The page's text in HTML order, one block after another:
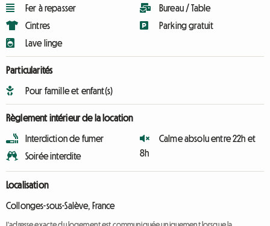
Fer à repasser
Cintres
Lave linge
Bureau / Table
Parking gratuit
Particularités
Pour famille et enfant(s)
Règlement intérieur de la location
Interdiction de fumer
Soirée interdite
Calme absolu entre 22h et
8h
Localisation
Collonges-sous-Salève, France